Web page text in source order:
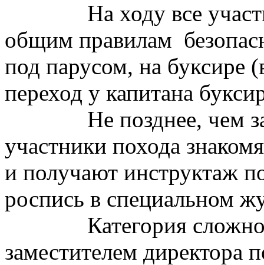
На ходу все
общим правилам
под парусом, на буксире
переход у капитана
Не позднее, чем
участники похода
и получают инструктаж
роспись в специальном
Категория
заместителем директора